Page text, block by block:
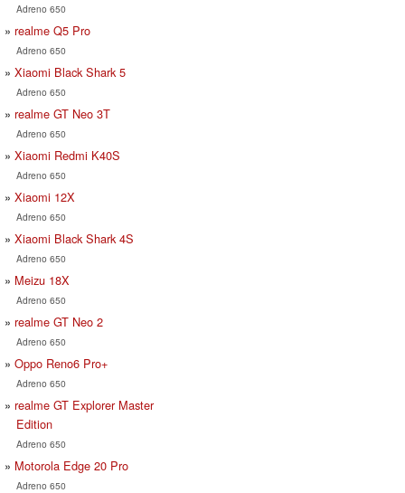
Adreno 650
realme Q5 Pro
Adreno 650
Xiaomi Black Shark 5
Adreno 650
realme GT Neo 3T
Adreno 650
Xiaomi Redmi K40S
Adreno 650
Xiaomi 12X
Adreno 650
Xiaomi Black Shark 4S
Adreno 650
Meizu 18X
Adreno 650
realme GT Neo 2
Adreno 650
Oppo Reno6 Pro+
Adreno 650
realme GT Explorer Master
Edition
Adreno 650
Motorola Edge 20 Pro
Adreno 650